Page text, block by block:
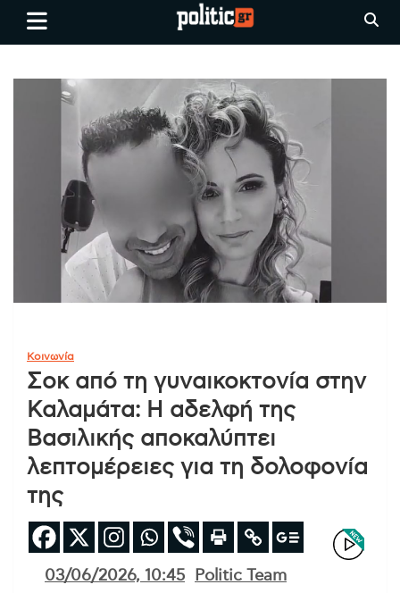
Skip
Ειδήσεις απο τη
Θεσσαλονίκη, την Ελλάδα και
όλο τον Κόσμο
politic.gr
Κοινωνία
Σοκ από τη γυναικοκτονία στην
Καλαμάτα: Η αδελφή της
Βασιλικής αποκαλύπτει
λεπτομέρειες για τη δολοφονία
της
03/06/2026, 10:45 Politic Team